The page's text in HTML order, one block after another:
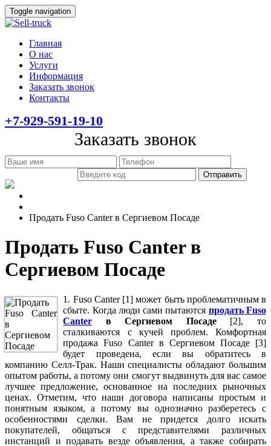
Toggle navigation
Главная
О нас
Услуги
Информация
Заказать звонок
Контакты
+7-929-591-19-10
Заказать звонок
Продать Fuso Canter в Сергиевом Посаде
Продать Fuso Canter в
Сергиевом Посаде
1. Fuso Canter [1] может быть проблематичным в
сбыте. Когда люди сами пытаются продать Fuso
Canter в Сергиевом Посаде[2], то
сталкиваются с кучей проблем. Комфортная
продажа Fuso Canter в Сергиевом Посаде [3]
будет проведена, если вы обратитесь в
компанию Селл-Трак. Наши специалисты обладают большим
опытом работы, а потому они смогут выдвинуть для вас самое
лучшее предложение, основанное на последних рыночных
ценах. Отметим, что наши договора написаны простым и
понятным языком, а потому вы однозначно разберетесь с
особенностями сделки. Вам не придется долго искать
покупателей, общаться с представителями различных
инстанций и подавать везде объявления, а также собирать